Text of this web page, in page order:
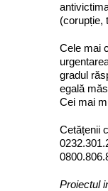
(corupție,
Cele mai
gradul
egală
Cei mai
Cetățenii
Proiectul